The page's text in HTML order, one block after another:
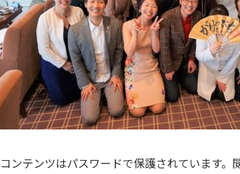
ンテンツはパスワードで保護されています